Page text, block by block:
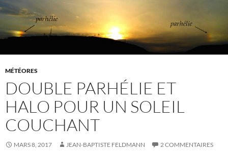
MÉTÉORES
DOUBLE PARHÉLIE ET
HALO POUR UN SOLEIL
COUCHANT
MARS 8, 2017 JEAN-BAPTISTE FELDMANN 2 COMMENTAIRES